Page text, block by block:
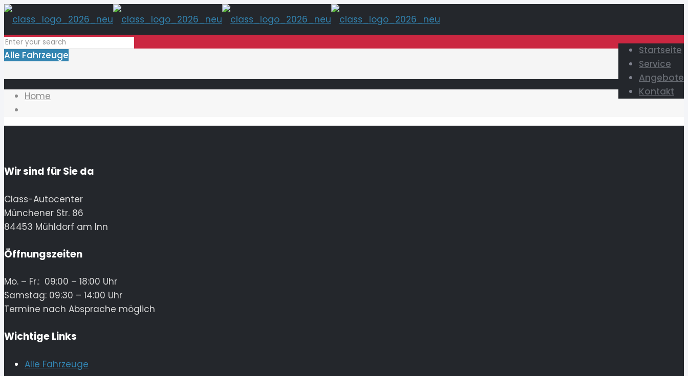
Startseite
Service
Angebote
Kontakt
Alle Fahrzeuge
Home
Wir sind für Sie da
Class-Autocenter
Münchener Str. 86
84453 Mühldorf am Inn
Öffnungszeiten
Mo. – Fr.: 09:00 – 18:00 Uhr
Samstag: 09:30 – 14:00 Uhr
Termine nach Absprache möglich
Wichtige Links
Alle Fahrzeuge